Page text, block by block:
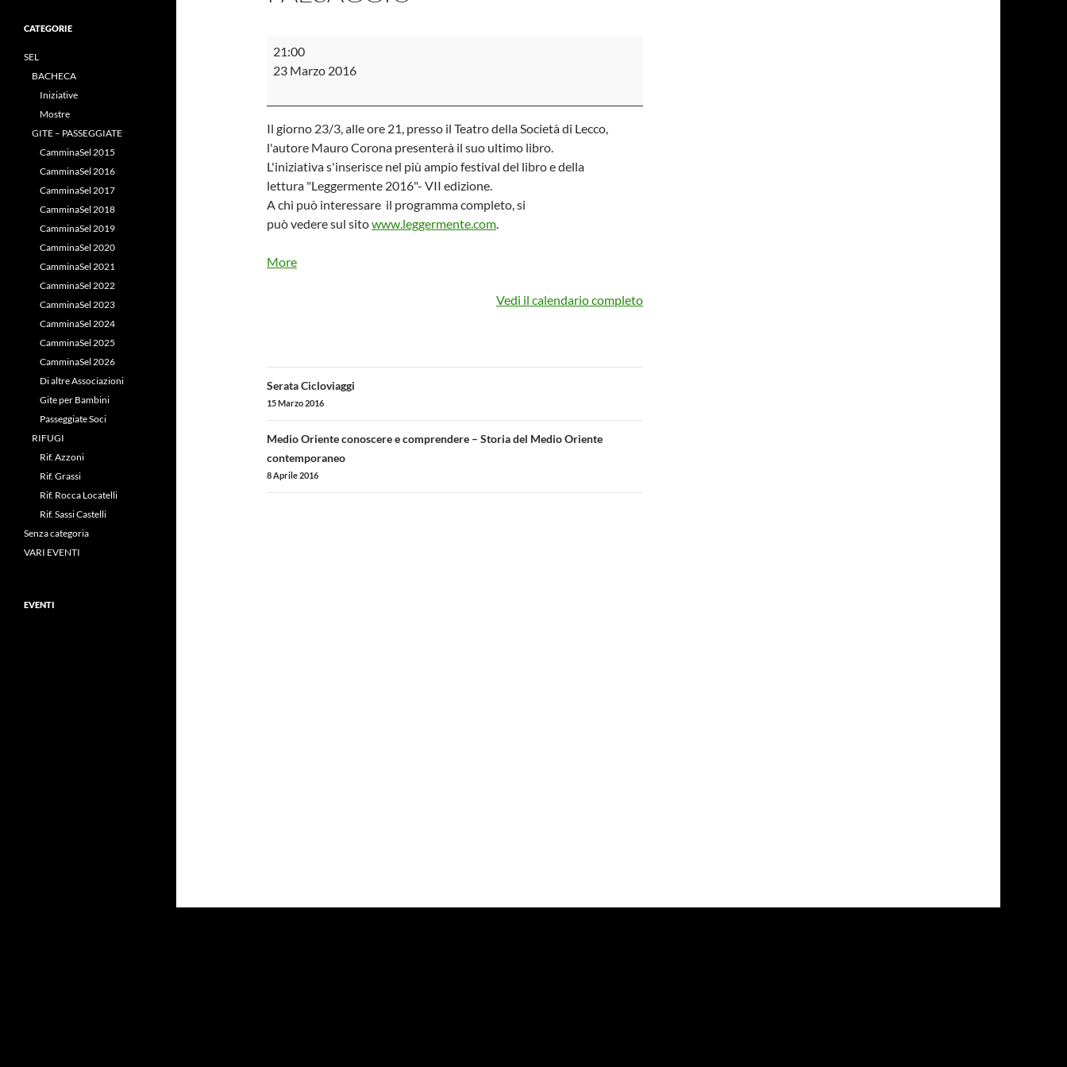
MONTAGNE:
IDENTITA'
21:00
23 Marzo 2016
Il giorno 23/3, alle ore 21, presso il Teatro della Società di Lecco,
l'autore Mauro Corona presenterà il suo ultimo libro.
L'iniziativa s'inserisce nel più ampio festival del libro e della
lettura "Leggermente 2016"- VII edizione.
A chi può interessare il programma completo, si
può vedere sul sitowww.leggermente.com.
Moreabout
Vedi il calendario completo
Navigazione
articolo
Serata Cicloviaggi
15 Marzo 2016
Medio Oriente conoscere e comprendere – Storia del Medio Oriente
contemporaneo
8 Aprile 2016
CATEGORIE
SEL
BACHECA
Iniziative
Mostre
GITE – PASSEGGIATE
CamminaSel 2015
CamminaSel 2016
CamminaSel 2017
CamminaSel 2018
CamminaSel 2019
CamminaSel 2020
CamminaSel 2021
CamminaSel 2022
CamminaSel 2023
CamminaSel 2024
CamminaSel 2025
CamminaSel 2026
Di altre Associazioni
Gite per Bambini
Passeggiate Soci
RIFUGI
Rif. Azzoni
Rif. Grassi
Rif. Rocca Locatelli
Rif. Sassi Castelli
Senza categoria
VARI EVENTI
EVENTI